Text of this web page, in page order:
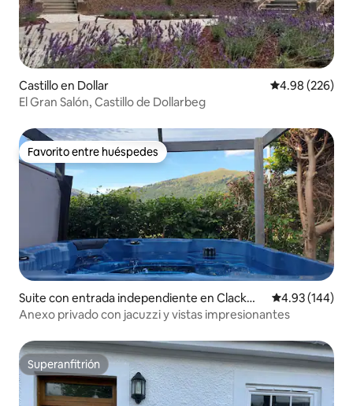
Castillo en Dollar Calificación
4.98 (226)
El Gran Salón, Castillo de Dollarbeg
Favorito entre huéspedes
Favorito entre huéspedes
Suite con entrada independiente en Clackma
nnanshire
Calificación
4.93 (144)
Anexo privado con jacuzzi y vistas impresionantes
Superanfitrión
Superanfitrión